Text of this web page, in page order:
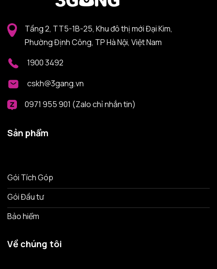
Tầng 2, TT5-1B-25, Khu đô thị mới Đại Kim,
Phường Định Công, TP Hà Nội, Việt Nam
1900 3492
cskh@3gang.vn
0971 955 901 (Zalo chỉ nhắn tin)
Sản phẩm
Gói Tích Góp
Gói Đầu tư
Bảo hiểm
Về chúng tôi